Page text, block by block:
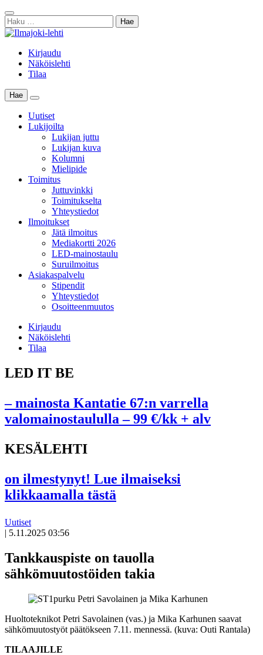
Skip
to
content
Sulje
haku
Haku:
Kirjaudu
Näköislehti
Tilaa
Hae
Main
Menu
Uutiset
Lukijoilta
Lukijan juttu
Lukijan kuva
Kolumni
Mielipide
Toimitus
Juttuvinkki
Toimitukselta
Yhteystiedot
Ilmoitukset
Jätä ilmoitus
Mediakortti 2026
LED-mainostaulu
Suruilmoitus
Asiakaspalvelu
Stipendit
Yhteystiedot
Osoitteenmuutos
Kirjaudu
Näköislehti
Tilaa
LED IT BE
– mainosta Kantatie 67:n varrella
valomainostaululla – 99 €/kk + alv
KESÄLEHTI
on ilmestynyt! Lue ilmaiseksi
klikkaamalla tästä
Uutiset
| 5.11.2025 03:56
Tankkauspiste on tauolla
sähkömuutostöiden takia
Huoltoteknikot Petri Savolainen (vas.) ja Mika Karhunen saavat
sähkömuutostyöt päätökseen 7.11. mennessä. (kuva: Outi Rantala)
TILAAJILLE